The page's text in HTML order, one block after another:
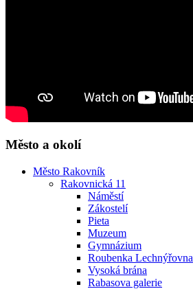
Město a okolí
Město Rakovník
Rakovnická 11
Náměstí
Zákostelí
Pieta
Muzeum
Gymnázium
Roubenka Lechnýřovna
Vysoká brána
Rabasova galerie